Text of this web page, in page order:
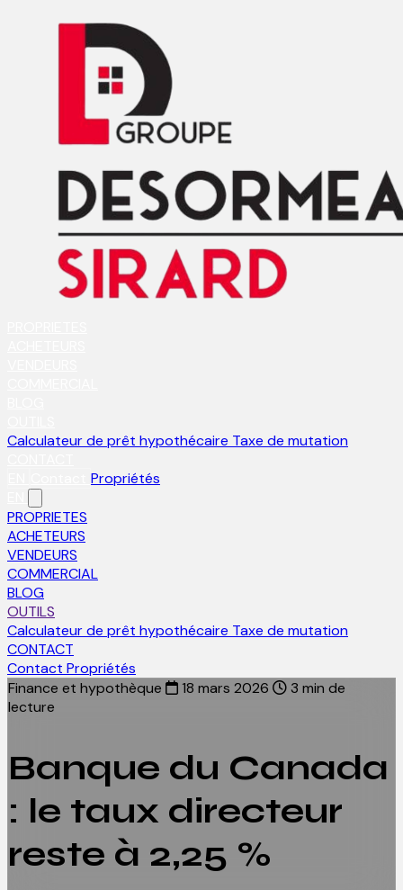
Calculateur de prêt hypothécaire Taxe de mutation
Propriétés
PROPRIETES
ACHETEURS
VENDEURS
COMMERCIAL
BLOG
OUTILS
Calculateur de prêt hypothécaire Taxe de mutation
CONTACT
Contact Propriétés
Finance et hypothèque
18 mars 2026
3 min de
lecture
Banque du Canada
: le taux directeur
reste à 2,25 %